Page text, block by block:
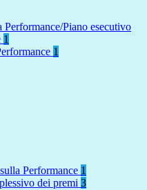
Performance/Piano esecutivo
1
1
Performance 1
dei premi 3